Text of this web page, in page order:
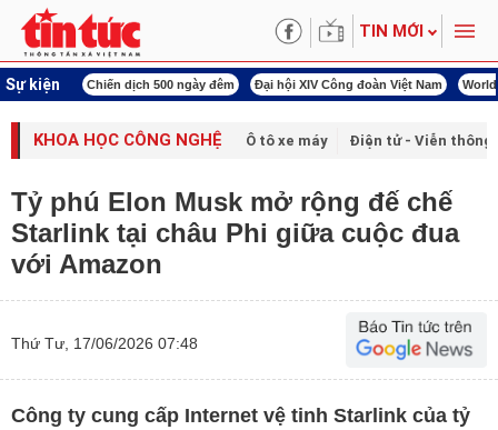
TIN MỚI
Sự kiện
mạng Chiến dịch 500 ngày đêm Đại hội XIV Công đoàn Việt Nam
KHOA HỌC CÔNG NGHỆ Ô tô xe máy Điện tử - Viễn thông
Tỷ phú Elon Musk mở rộng đế chế
Starlink tại châu Phi giữa cuộc đua
với Amazon
Thứ Tư, 17/06/2026 07:48
Công ty cung cấp Internet vệ tinh Starlink của tỷ